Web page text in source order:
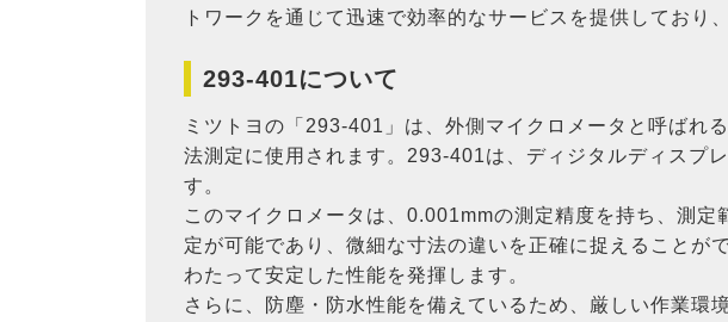
トワークを通じて迅速で効率的なサービスを提供しており
293-401について
ミツトヨの「293-401」は、外側マイクロメータと呼ばれ
法測定に使用されます。293-401は、ディジタルディスプ
す。
このマイクロメータは、0.001mmの測定精度を持ち、測
定が可能であり、微細な寸法の違いを正確に捉えることが
わたって安定した性能を発揮します。
さらに、防塵・防水性能を備えているため、厳しい作業